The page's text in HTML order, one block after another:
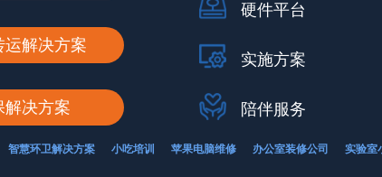
运解决方案
解决方案
硬件平台
实施方案
陪伴服务
智慧环卫解决方案 小吃培训 苹果电脑维修 办公室装修公司 实验室